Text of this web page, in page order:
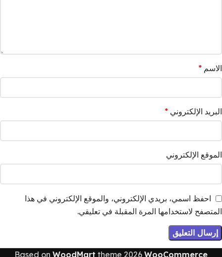
الاسم *
البريد الإلكتروني *
الموقع الإلكتروني
احفظ اسمي، بريدي الإلكتروني، والموقع الإلكتروني في هذا
المتصفح لاستخدامها المرة المقبلة في تعليقي.
Based on WoodMart theme 2026 WooCommerce